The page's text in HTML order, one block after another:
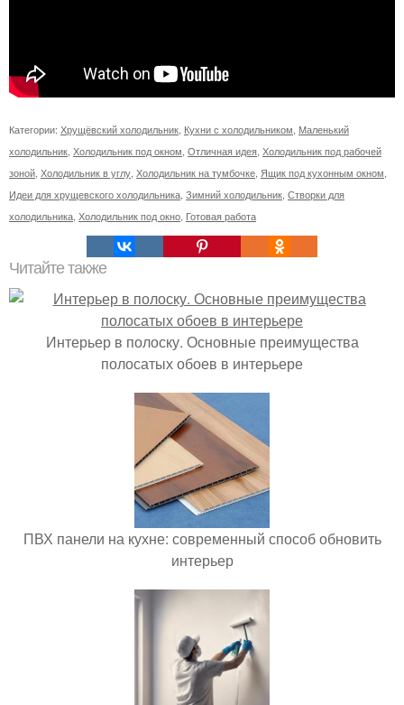
Категории: Хрущёвский холодильник Кухни с холодильником Маленький
холодильник Холодильник под окном Отличная идея Холодильник под рабочей
зоной Холодильник в углу Холодильник на тумбочке Ящик под кухонным окном
Идеи для хрущевского холодильника Зимний холодильник Створки для
холодильника Холодильник под окно Готовая работа
Читайте также
Интерьер в полоску. Основные преимущества
полосатых обоев в интерьере
ПВХ панели на кухне: современный способ обновить
интерьер